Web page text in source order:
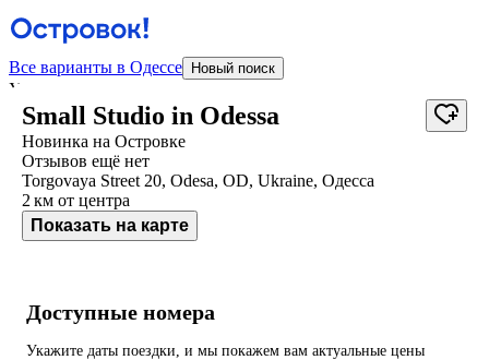
Все варианты в Одессе Новый поиск
У отеля нет фотографий
Small Studio in Odessa
Новинка на Островке
Отзывов ещё нет
Torgovaya Street 20, Odesa, OD, Ukraine, Одесса
2 км от центра
Показать на карте
Доступные номера
Укажите даты поездки, и мы покажем вам актуальные цены